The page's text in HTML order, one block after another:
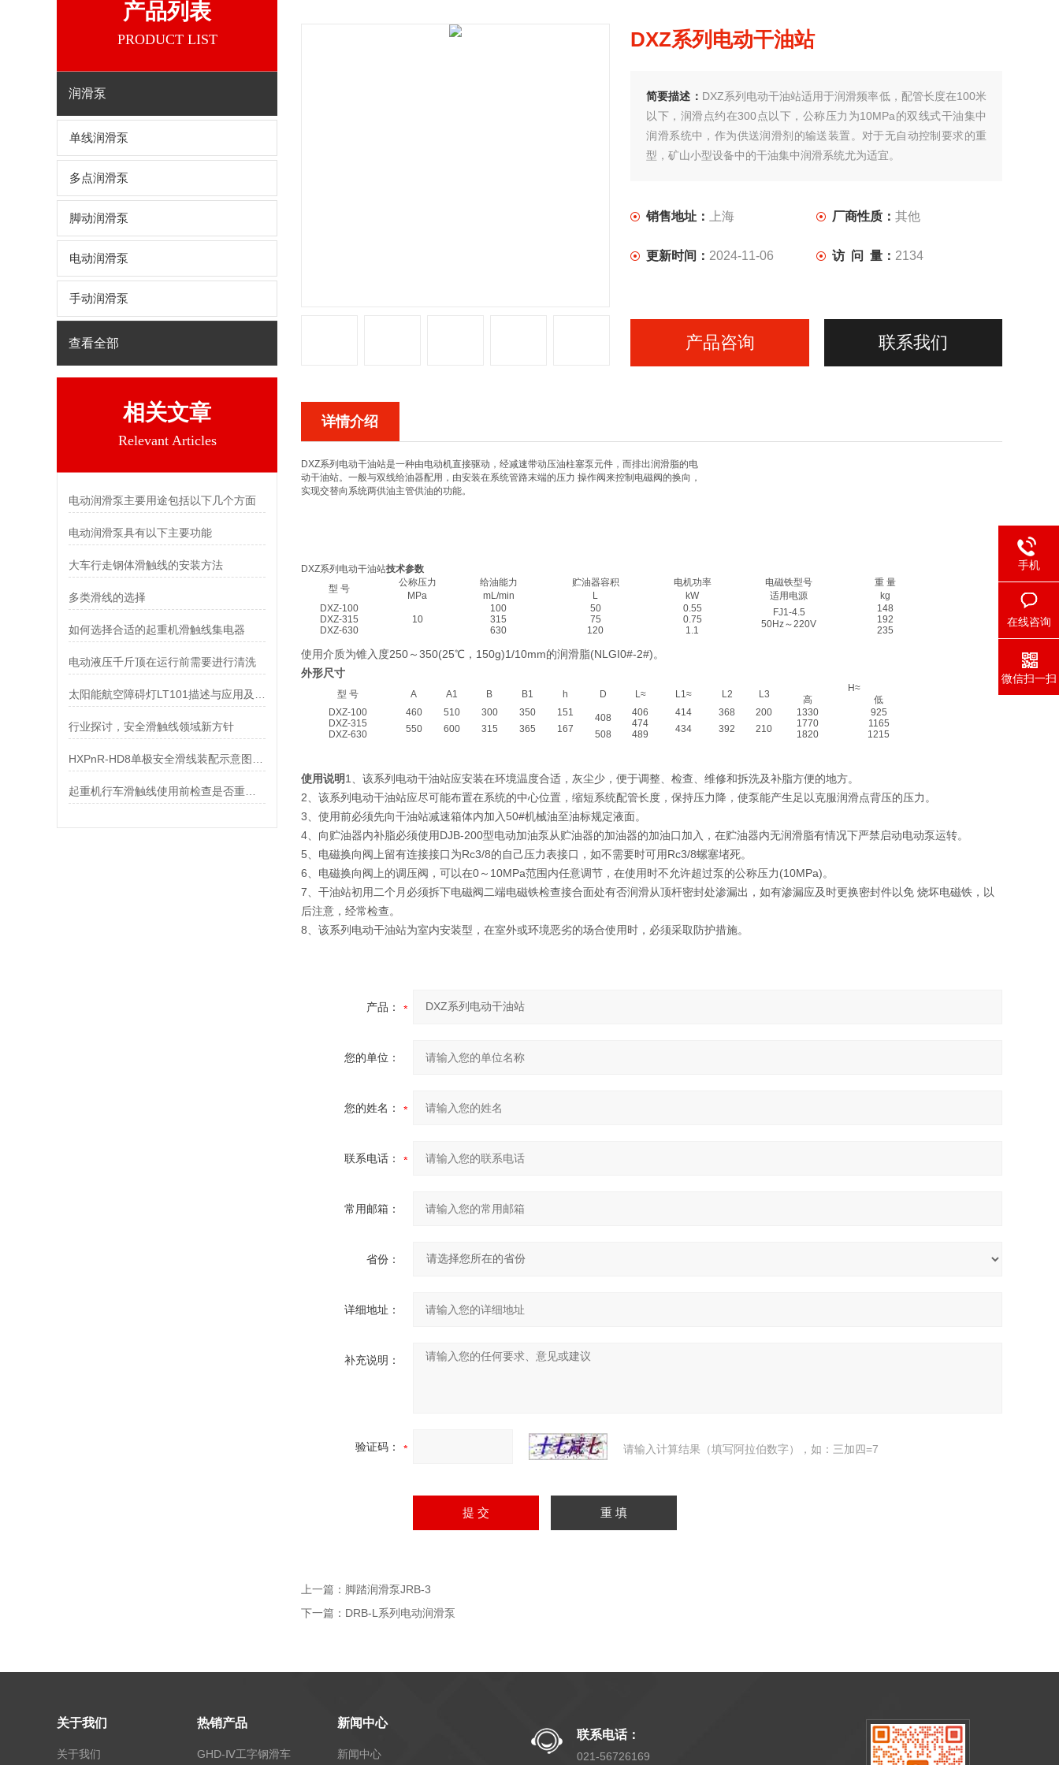
产品列表
PRODUCT LIST
润滑泵
单线润滑泵
多点润滑泵
脚动润滑泵
电动润滑泵
手动润滑泵
查看全部
相关文章
Relevant Articles
电动润滑泵主要用途包括以下几个方面
电动润滑泵具有以下主要功能
大车行走钢体滑触线的安装方法
多类滑线的选择
如何选择合适的起重机滑触线集电器
电动液压千斤顶在运行前需要进行清洗
行业探讨，安全滑触线领域新方针
起重机行车滑触线使用前检查是否重要和多线式的了解要求
DXZ系列电动干油站
简要描述： DXZ系列电动干油站适用于润滑频率低，配管长度在100米
以下，润滑点约在300点以下，公称压力为10MPa的双线式干油集中
润滑系统中，作为供送润滑剂的输送装置。对于无自动控制要求的重
型，矿山小型设备中的干油集中润滑系统尤为适宜。
销售地址： 上海 厂商性质：其他
更新时间： 2024-11-06 访 问 量： 2134
产品咨询 联系我们
详情介绍
DXZ系列电动干油站是一种由电动机直接驱动，经减速带动压油柱塞泵元件，而排出润滑脂的电
动干油站。一般与双线给油器配用，由安装在系统管路末端的压力 操作阀来控制电磁阀的换向，
实现交替向系统两供油主管供油的功能。
DXZ系列电动干油站技术参数
型 号
公称压力 给油能力 贮油器容积 电机功率 电磁铁型号
重 量
MPa
mL/min L kW 适用电源
kg
DXZ-100
10
100 50 0.55
FJ1-4.5
50Hz～220V
148
DXZ-315
315 75 0.75
192
DXZ-630
630 120 1.1 235
使用介质为锥入度250～350(25℃，150g)1/10mm的润滑脂(NLGI0#-2#)。
外形尺寸
型 号 A A1 B B1 h D L≈ L1≈ L2 L3
H≈
高
低
DXZ-100
460 510 300 350 151 408 406 414 368 200 1330
925
DXZ-315
550 600 315 365 167 474 434 392 210 1770
1165
DXZ-630
508 489 1820 1215
使用说明1、该系列电动干油站应安装在环境温度合适，灰尘少，便于调整、检查、维修和拆洗及补脂方便的地方。
2、该系列电动干油站应尽可能布置在系统的中心位置，缩短系统配管长度，保持压力降，使泵能产生足以克服润滑点背压的压力。
3、使用前必须先向干油站减速箱体内加入50#机械油至油标规定液面。
4、向贮油器内补脂必须使用DJB-200型电动加油泵从贮油器的加油器的加油口加入，在贮油器内无润滑脂有情况下严禁启动电动泵运转。
5、电磁换向阀上留有连接接口为Rc3/8的自己压力表接口，如不需要时可用Rc3/8螺塞堵死。
6、电磁换向阀上的调压阀，可以在0～10MPa范围内任意调节，在使用时不允许超过泵的公称压力(10MPa)。
7、干油站初用二个月必须拆下电磁阀二端电磁铁检查接合面处有否润滑从顶杆密封处渗漏出，如有渗漏应及时更换密封件以免 烧坏电磁铁，以
后注意，经常检查。
8、该系列电动干油站为室内安装型，在室外或环境恶劣的场合使用时，必须采取防护措施。
产品：
您的单位：
您的姓名：
联系电话：
常用邮箱：
省份：
详细地址：
补充说明：
验证码： 请输入计算结果（填写阿拉伯数字），如：三加四=7
上一篇： 脚踏润滑泵JRB-3
下一篇： DRB-L系列电动润滑泵
关于我们
关于我们
热销产品
GHD-Ⅳ工字钢滑车
新闻中心
新闻中心
联系电话：
021-56726169
手机
在线咨询
微信扫一扫